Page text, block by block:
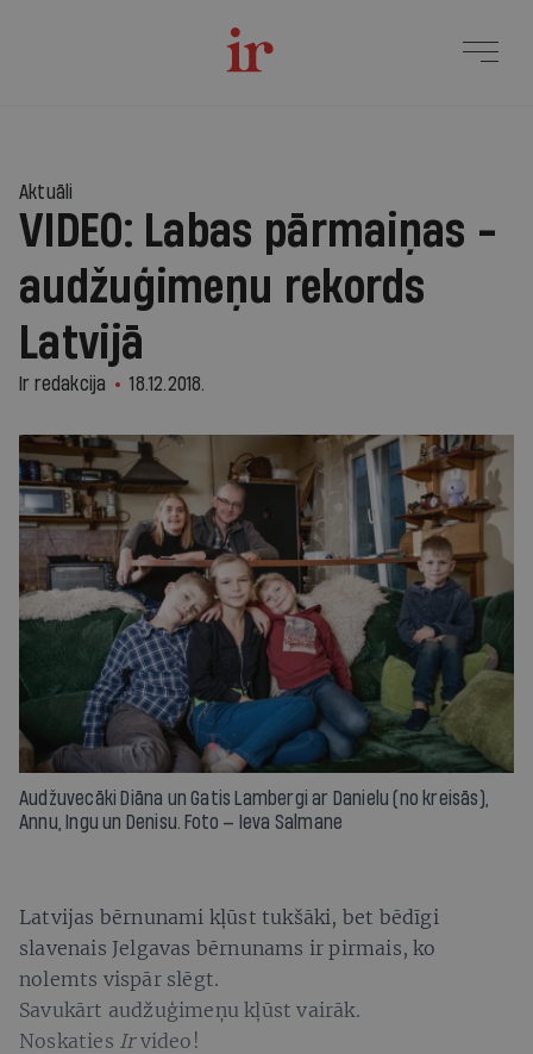
Aktuāli
VIDEO: Labas pārmaiņas -
audžuģimeņu rekords
Latvijā
Ir redakcija 18.12.2018.
Audžuvecāki Diāna un Gatis Lambergi ar Danielu (no kreisās),
Annu, Ingu un Denisu. Foto — Ieva Salmane
Latvijas bērnunami kļūst tukšāki, bet bēdīgi
slavenais Jelgavas bērnunams ir pirmais, ko
nolemts vispār slēgt.
Savukārt audžuģimeņu kļūst vairāk.
Noskaties Irvideo!